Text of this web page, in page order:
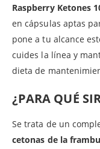
Raspberry Ketones
en cápsulas aptas
pone a tu alcance
cuides la línea y
dieta de
¿PARA QUÉ
Se trata de un
cetonas de la